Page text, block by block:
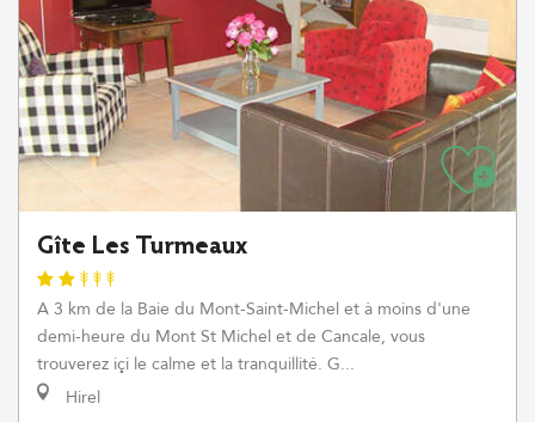
Gîte Les Turmeaux
A 3 km de la Baie du Mont-Saint-Michel et à moins d'une
demi-heure du Mont St Michel et de Cancale, vous
trouverez içi le calme et la tranquillité. G...
Hirel